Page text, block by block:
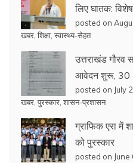
लिए घातक:
posted on
खबर शिक्षा स्वास्थ्य-सेहत
उत्तराखंड गौरव
आवेदन शुरू, 30
posted on July
खबर पुरस्कार शासन-प्रशासन
ग्राफिक एरा में
को पुरस्कार
posted on June